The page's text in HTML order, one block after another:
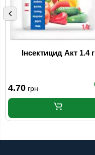
Інсектицид Акт 1.4 г
4.70 грн